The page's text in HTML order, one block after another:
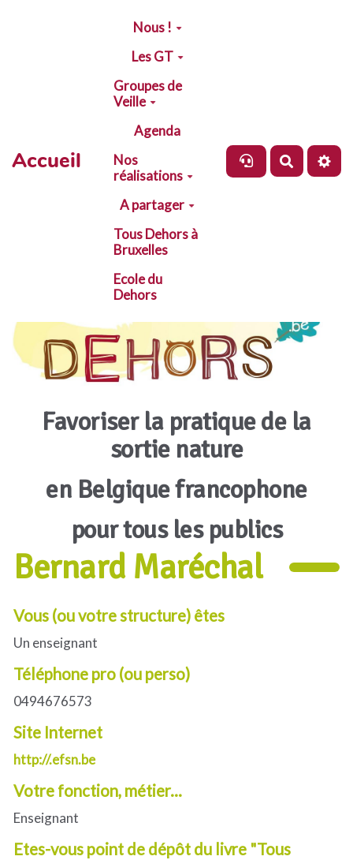
Aller au contenu principal
Accueil
Nous !
Les GT
Groupes de
Veille
Agenda
Nos
réalisations
A partager
Tous Dehors à
Bruxelles
Ecole du
Dehors
Favoriser la pratique de la
sortie nature
en Belgique francophone
pour tous les publics
Bernard Maréchal
Vous (ou votre structure) êtes
Un enseignant
Téléphone pro (ou perso)
0494676573
Site Internet
http://.efsn.be
Votre fonction, métier...
Enseignant
Etes-vous point de dépôt du livre "Tous